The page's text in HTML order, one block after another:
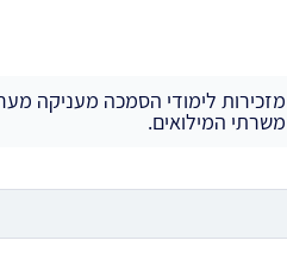
מזכירות לימודי הסמכה מעניקה
משרתי המילואים.